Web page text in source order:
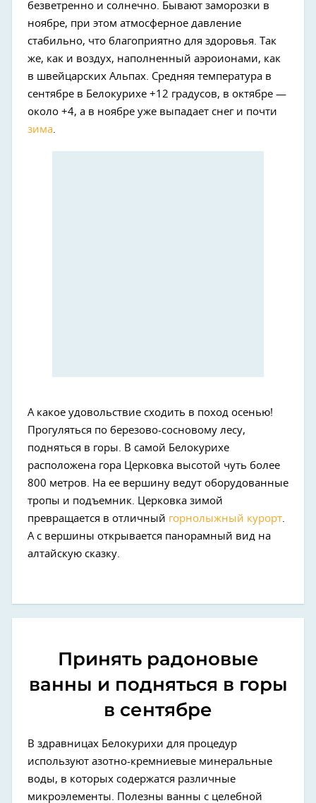
безветренно и солнечно. Бывают заморозки в
ноябре, при этом атмосферное давление
стабильно, что благоприятно для здоровья. Так
же, как и воздух, наполненный аэроионами, как
в швейцарских Альпах. Средняя температура в
сентябре в Белокурихе +12 градусов, в октябре —
около +4, а в ноябре уже выпадает снег и почти
зима.
А какое удовольствие сходить в поход осенью!
Прогуляться по березово-сосновому лесу,
подняться в горы. В самой Белокурихе
расположена гора Церковка высотой чуть более
800 метров. На ее вершину ведут оборудованные
тропы и подъемник. Церковка зимой
превращается в отличный горнолыжный курорт.
А с вершины открывается панорамный вид на
алтайскую сказку.
Принять радоновые
ванны и подняться в горы
в сентябре
В здравницах Белокурихи для процедур
используют азотно-кремниевые минеральные
воды, в которых содержатся различные
микроэлементы. Полезны ванны с целебной